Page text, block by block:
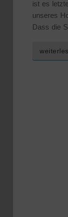
ist es
unseres
Dass die